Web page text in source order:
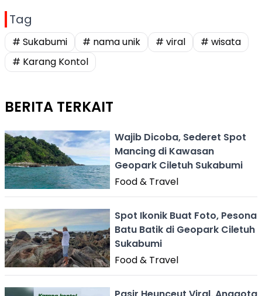
Tag
# Sukabumi # nama unik # viral
# wisata
# Karang Kontol
BERITA TERKAIT
Wajib Dicoba, Sederet Spot
Mancing di Kawasan
Geopark Ciletuh Sukabumi
Food & Travel
Spot Ikonik Buat Foto, Pesona
Batu Batik di Geopark Ciletuh
Sukabumi
Food & Travel